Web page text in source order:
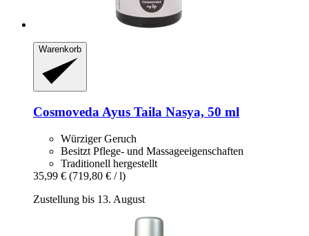
Warenkorb
Cosmoveda Ayus Taila Nasya, 50 ml
Würziger Geruch
Besitzt Pflege- und Massageeigenschaften
Traditionell hergestellt
35,99 € (719,80 € / l)
Zustellung bis 13. August